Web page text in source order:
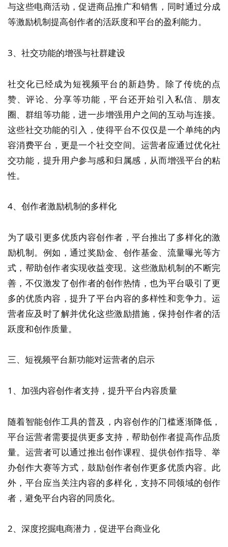
与这些电商活动，促进商品推广和销售，同时通过分成
等激励机制提高创作者的活跃度和平台的盈利能力。
3、社交功能的增强与社群建设
社交化已经成为短视频平台的新趋势。除了传统的点
赞、评论、分享等功能，平台还开始引入私信、朋友
圈、群组等功能，进一步增强用户之间的互动与连接。
这些社交功能的引入，使得平台不仅仅是一个单纯的内
容消费平台，更是一个社交空间。运营者应通过优化社
交功能，提升用户参与感和归属感，从而增强平台的粘
性。
4、创作者激励机制的多样化
为了吸引更多优质内容创作者，平台推出了多样化的激
励机制。例如，通过奖励金、创作基金、流量曝光等方
式，帮助创作者实现收益变现。这些激励机制的不断完
善，不仅激发了创作者的创作热情，也为平台吸引了更
多的优质内容，提升了平台内容的多样性和竞争力。运
营者应及时了解并优化这些激励措施，保持创作者的活
跃度和创作质量。
三、短视频平台新功能对运营者的启示
1、加强内容创作者支持，提升平台内容质量
随着智能创作工具的普及，内容创作的门槛逐渐降低，
平台运营者需要提供更多支持，帮助创作者提高作品质
量。运营者可以通过推出创作课程、提供创作指导、举
办创作大赛等方式，鼓励创作者创作更多优质内容。此
外，平台应当关注内容的多样化，支持不同领域的创作
者，避免平台内容的同质化。
2、深度挖掘电商潜力，促进平台商业化